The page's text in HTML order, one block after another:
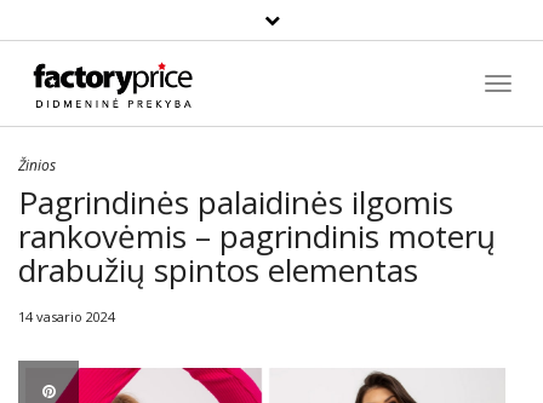
Paieška
Žinios
Pagrindinės palaidinės ilgomis
rankovėmis – pagrindinis moterų
drabužių spintos elementas
14 vasario 2024